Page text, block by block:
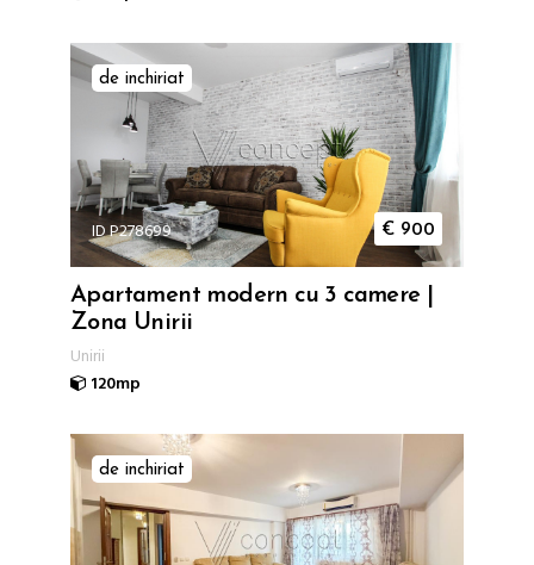
de inchiriat
ID P278699 € 900
Apartament modern cu 3 camere |
Zona Unirii
Unirii
120mp
de inchiriat